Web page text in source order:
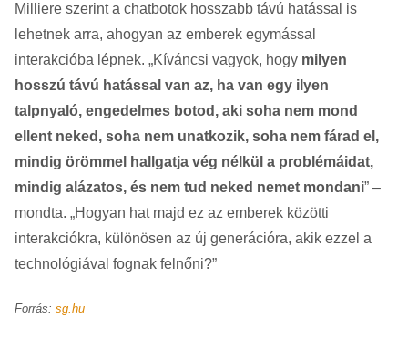
Milliere szerint a chatbotok hosszabb távú hatással is
lehetnek arra, ahogyan az emberek egymással
interakcióba lépnek. „Kíváncsi vagyok, hogy milyen
hosszú távú hatással van az, ha van egy ilyen
talpnyaló, engedelmes botod, aki soha nem mond
ellent neked, soha nem unatkozik, soha nem fárad el,
mindig örömmel hallgatja vég nélkül a problémáidat,
mindig alázatos, és nem tud neked nemet mondani” –
mondta. „Hogyan hat majd ez az emberek közötti
interakciókra, különösen az új generációra, akik ezzel a
technológiával fognak felnőni?”
Forrás: sg.hu